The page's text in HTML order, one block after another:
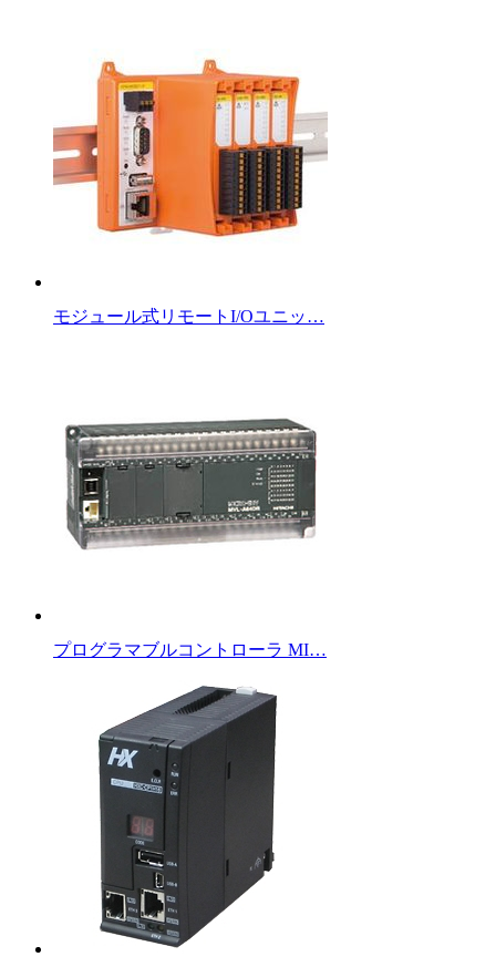
モジュール式リモートI/Oユニッ…
プログラマブルコントローラ MI…